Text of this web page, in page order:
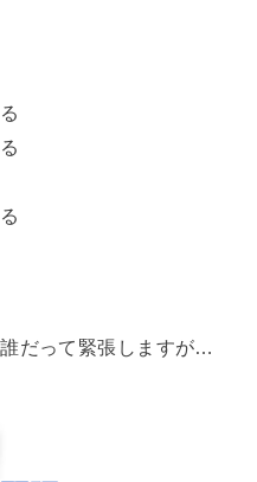
だって緊張しますが…